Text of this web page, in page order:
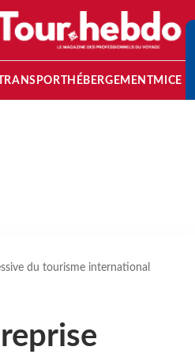
HÉBERGEMENTMICE
du tourisme international